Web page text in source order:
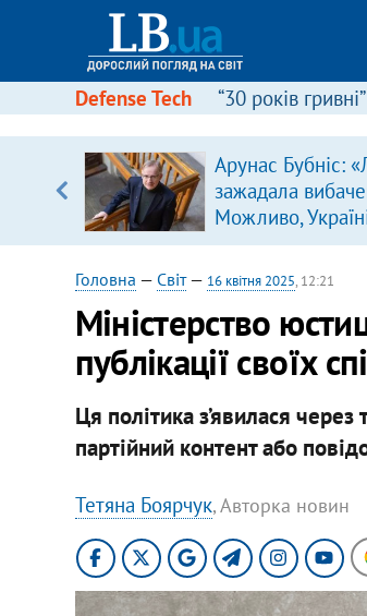
Defense Tech “30 років гривні”
Арунас Бубніс:
зажадала
Можливо,
зробити так
Головна — Світ— 16 квітня 2025, 12:21
Міністерство
публікації своїх
Ця політика з’явилася
партійний контент або
Тетяна Боярчук, Авторка новин